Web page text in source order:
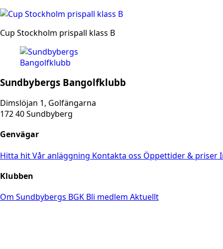
Cup Stockholm prispall klass B
Sundbybergs Bangolfklubb
Dimslöjan 1, Golfängarna
172 40 Sundbyberg
Genvägar
Hitta hitVår anläggning Kontakta oss Öppettider & priser
Klubben
Om Sundbybergs BGK Bli medlem Aktuellt